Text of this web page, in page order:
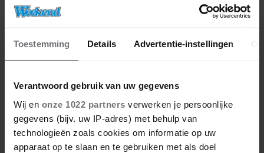
Toestemming Details Advertentie-instellingen
Verantwoord gebruik van uw gegevens
Wij en onze 1022 partners verwerken je persoonlijke
gegevens (bijv. uw IP-adres) met behulp van
technologieën zoals cookies om informatie op uw
apparaat op te slaan en te gebruiken met als doel